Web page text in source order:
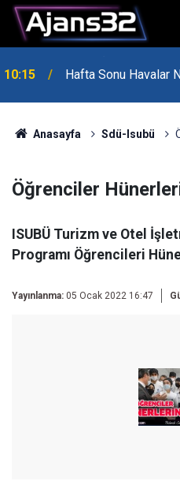
10:15 Hafta Sonu Havalar
Anasayfa Sdü-Isubü
Öğrenciler
ISUBÜ Turizm ve Otel
Programı Öğrencileri
Yayınlanma: 05 Ocak 2022 16:47